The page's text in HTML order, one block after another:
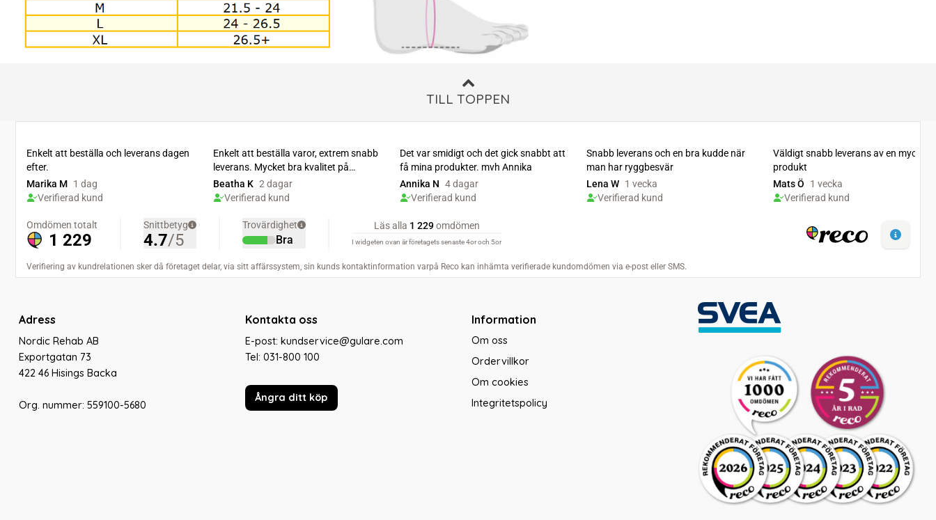
TILL TOPPEN
Adress
Nordic Rehab AB
Exportgatan 73
422 46 Hisings Backa
Org. nummer: 559100-5680
Kontakta oss
E-post: kundservice@gulare.com
Tel: 031-800 100
Ångra ditt köp
Information
Om oss
Ordervillkor
Om cookies
Integritetspolicy